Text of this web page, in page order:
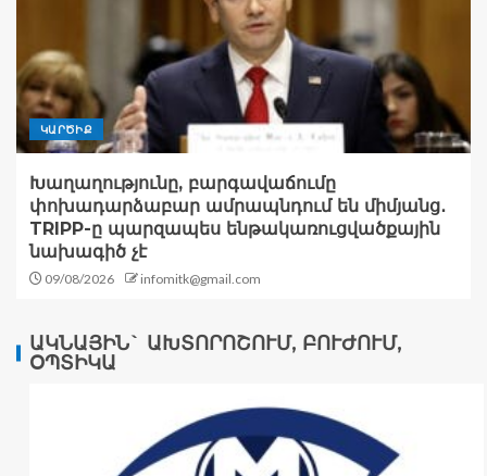
ԿԱՐԾԻՔ
Խաղաղությունը, բարգավաճումը
փոխադարձաբար ամրապնդում են միմյանց․
TRIPP-ը պարզապես ենթակառուցվածքային
նախագիծ չէ
09/08/2026 infomitk@gmail.com
ԱԿՆԱՅԻՆ` ԱԽՏՈՐՈՇՈՒՄ, ԲՈՒԺՈՒՄ,
ՕՊՏԻԿԱ